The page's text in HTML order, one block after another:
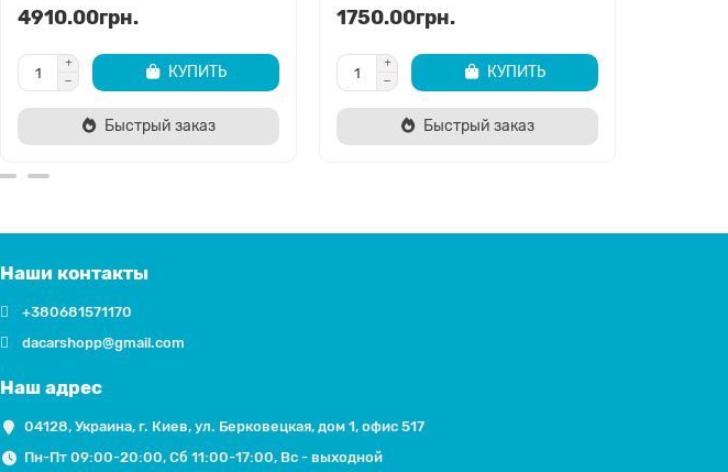
4910.00грн.
КУПИТЬ
Быстрый заказ
1750.00грн.
КУПИТЬ
Быстрый заказ
Наши контакты
+380681571170
dacarshopp@gmail.com
Наш адрес
04128, Украина, г. Киев, ул. Берковецкая, дом 1, офис 517
Пн-Пт 09:00-20:00, Сб 11:00-17:00, Вс - выходной